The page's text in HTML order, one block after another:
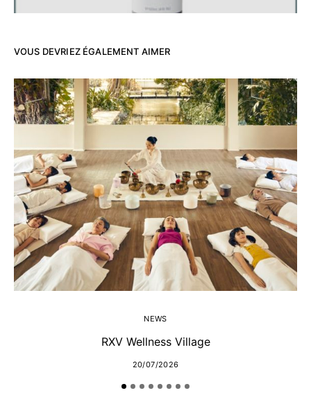
VOUS DEVRIEZ ÉGALEMENT AIMER
NEWS
RXV Wellness Village
20/07/2026